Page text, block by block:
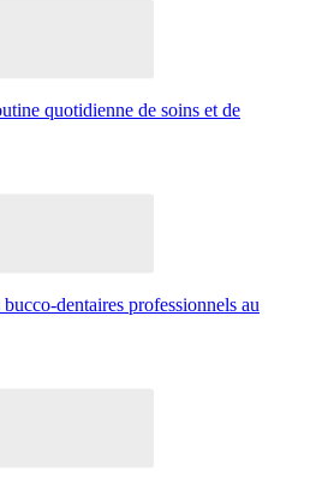
quotidienne de soins et de
dentaires professionnels au